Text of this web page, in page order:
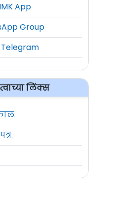
App
Group
Telegram
लिंक्स